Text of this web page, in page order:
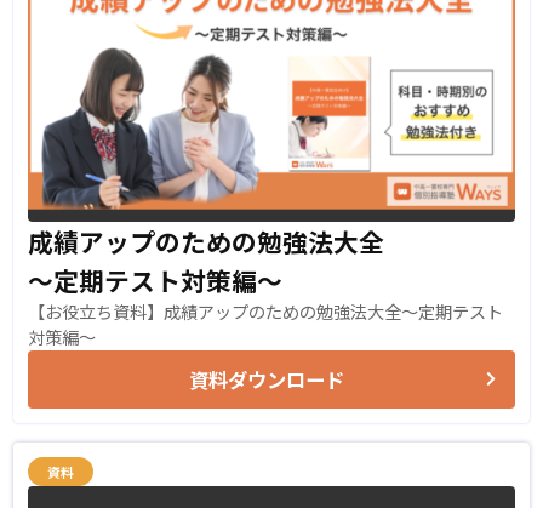
成績アップのための勉強法大全
〜定期テスト対策編〜
【お役立ち資料】成績アップのための勉強法大全〜定期テスト
対策編〜
資料ダウンロード
資料